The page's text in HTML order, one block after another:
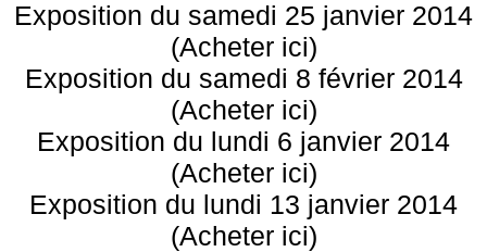
Exposition du samedi 25 janvier 2014
(Acheter ici)
Exposition du samedi 8 février 2014
(Acheter ici)
Exposition du lundi 6 janvier 2014
(Acheter ici)
Exposition du lundi 13 janvier 2014
(Acheter ici)